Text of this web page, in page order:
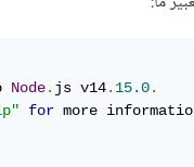
Node. js v14. 15.0.
for more